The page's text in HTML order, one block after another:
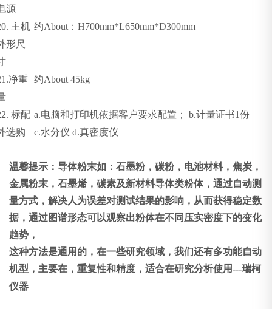
源
主机
形尺
约About ：H700mm*L650mm*D300mm
净重
约About 45kg
标配
选购
a.电脑和打印机依据客户要求配置； b.计量证书1份
c.水分仪 d.真密度仪
温馨提示：导体粉末如：石墨粉，碳粉，电池材料，焦炭，
金属粉末，石墨烯，碳素及新材料导体类粉体，通过自动测
量方式，解决人为误差对测试结果的影响，从而获得稳定数
据，通过图谱形态可以观察出粉体在不同压实密度下的变化
趋势，
这种方法是通用的，在一些研究领域，我们还有多功能自动
机型，主要在，重复性和精度，适合在研究分析使用---瑞柯
仪器